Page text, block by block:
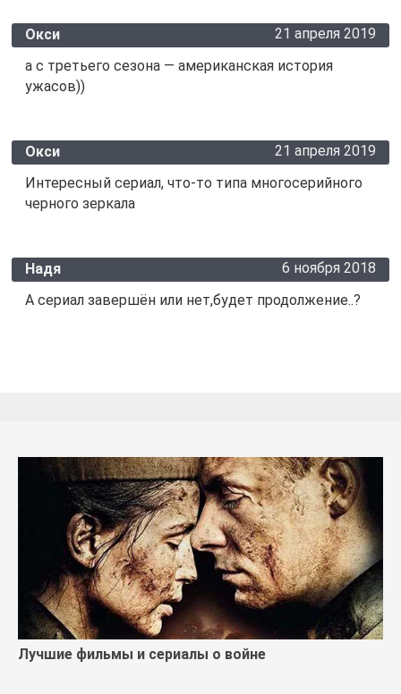
Окси
21 апреля 2019
а с третьего сезона — американская история
ужасов))
Окси
21 апреля 2019
Интересный сериал, что-то типа многосерийного
черного зеркала
Надя
6 ноября 2018
А сериал завершён или нет,будет продолжение..?
Лучшие фильмы и сериалы о войне